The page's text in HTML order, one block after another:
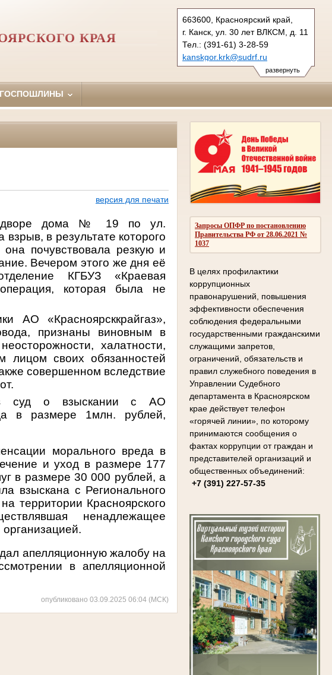
развернуть
663600, Красноярский край,
г. Канск, ул. 30 лет ВЛКСМ, д. 11
Тел.: (391-61) 3-28-59
kanskgor.krk@sudrf.ru
КРАЯ
ГОСПОШЛИНЫ
Запросы ОПФР по постановлению
Правительства РФ от 28.06.2021 №
1037
В целях профилактики
коррупционных
правонарушений, повышения
эффективности обеспечения
соблюдения федеральными
государственными гражданскими
служащими запретов,
ограничений, обязательств и
правил служебного поведения в
Управлении Судебного
департамента в Красноярском
крае действует телефон
«горячей линии», по которому
принимаются сообщения о
фактах коррупции от граждан и
представителей организаций и
общественных объединений:
+7 (391) 227-57-35
версия для печати
дворе дома № 19 по ул.
в результате которого
почувствовала резкую и
Вечером этого же дня её
КГБУЗ «Краевая
которая была не
АО «Красноярсккрайгаз»,
признаны виновным в
халатности,
лицом своих обязанностей
совершенном вследствие
в суд о взыскании с АО
в размере 1млн. рублей,
морального вреда в
и уход в размере 177
в размере 30 000 рублей, а
взыскана с Регионального
территории Красноярского
ненадлежащее
организацией.
апелляционную жалобу на
в апелляционной
опубликовано 03.09.2025 06:04 (МСК)